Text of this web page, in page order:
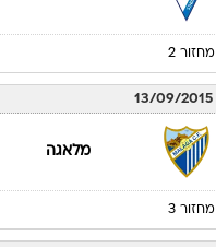
מחזור 2
13/09/2015
מלאגה
מחזור 3